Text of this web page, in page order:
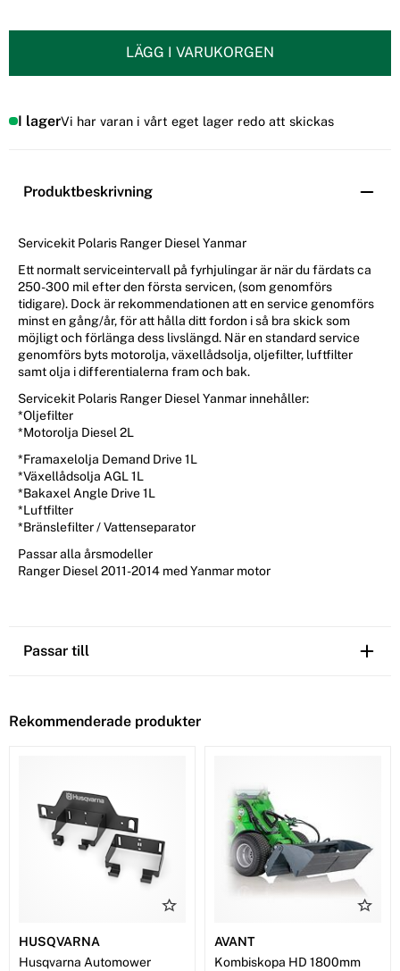
LÄGG I VARUKORGEN
I lagerVi har varan i vårt eget lager redo att skickas
Produktbeskrivning
Servicekit Polaris Ranger Diesel Yanmar
Ett normalt serviceintervall på fyrhjulingar är när du färdats ca
250-300 mil efter den första servicen, (som genomförs
tidigare). Dock är rekommendationen att en service genomförs
minst en gång/år, för att hålla ditt fordon i så bra skick som
möjligt och förlänga dess livslängd. När en standard service
genomförs byts motorolja, växellådsolja, oljefilter, luftfilter
samt olja i differentialerna fram och bak.
Servicekit Polaris Ranger Diesel Yanmar innehåller:
*Oljefilter
*Motorolja Diesel 2L
*Framaxelolja Demand Drive 1L
*Växellådsolja AGL 1L
*Bakaxel Angle Drive 1L
*Luftfilter
*Bränslefilter / Vattenseparator
Passar alla årsmodeller
Ranger Diesel 2011-2014 med Yanmar motor
Passar till
Rekommenderade produkter
HUSQVARNA
Husqvarna Automower
AVANT
Kombiskopa HD 1800mm